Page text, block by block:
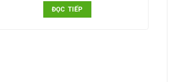
ĐỌC TIẾP